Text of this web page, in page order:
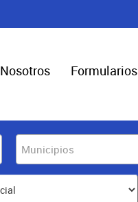
Nosotros Formularios
Municipios